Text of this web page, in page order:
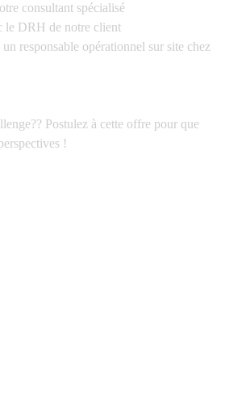
consultant spécialisé
le DRH de notre client
responsable opérationnel sur site chez
Postulez à cette offre pour que
!